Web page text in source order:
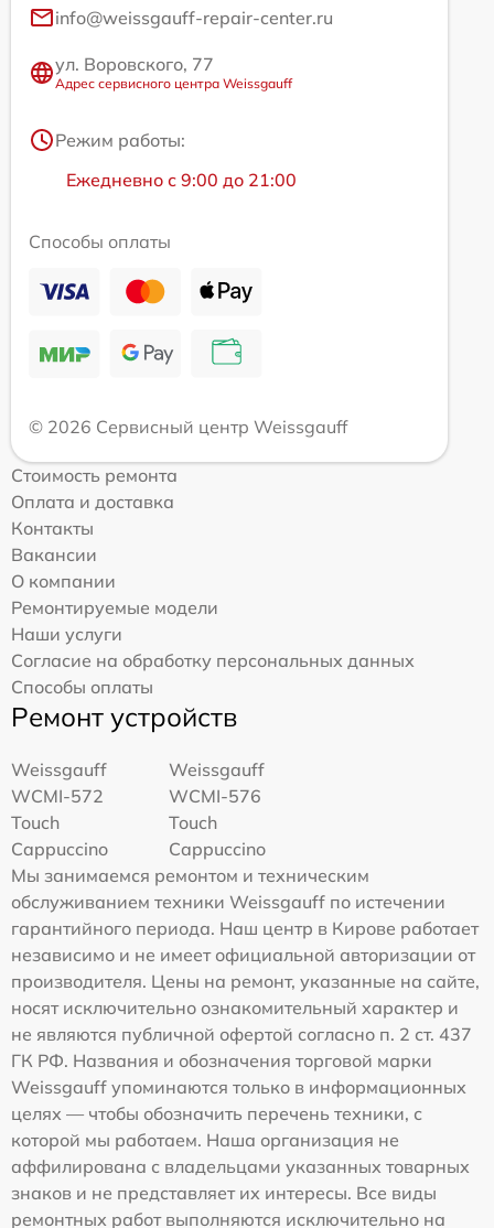
info@weissgauff-repair-center.ru
ул. Воровского, 77
Адрес сервисного центра Weissgauff
Режим работы:
Ежедневно с 9:00 до 21:00
Способы оплаты
© 2026 Сервисный центр Weissgauff
Стоимость ремонта
Оплата и доставка
Контакты
Вакансии
О компании
Ремонтируемые модели
Наши услуги
Согласие на обработку персональных данных
Способы оплаты
Ремонт устройств
Weissgauff
WCMI-572
Touch
Cappuccino
Weissgauff
WCMI-576
Touch
Cappuccino
Мы занимаемся ремонтом и техническим
обслуживанием техники Weissgauff по истечении
гарантийного периода. Наш центр в Кирове работает
независимо и не имеет официальной авторизации от
производителя. Цены на ремонт, указанные на сайте,
носят исключительно ознакомительный характер и
не являются публичной офертой согласно п. 2 ст. 437
ГК РФ. Названия и обозначения торговой марки
Weissgauff упоминаются только в информационных
целях — чтобы обозначить перечень техники, с
которой мы работаем. Наша организация не
аффилирована с владельцами указанных товарных
знаков и не представляет их интересы. Все виды
ремонтных работ выполняются исключительно на